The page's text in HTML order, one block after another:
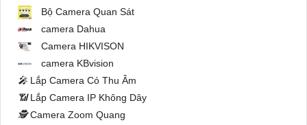
Bộ Camera Quan Sát
camera Dahua
Camera HIKVISON
camera KBvision
️🎤️ Lắp Camera Có Thu Âm
📶Lắp Camera IP Không Dây
🕵️Camera Zoom Quang